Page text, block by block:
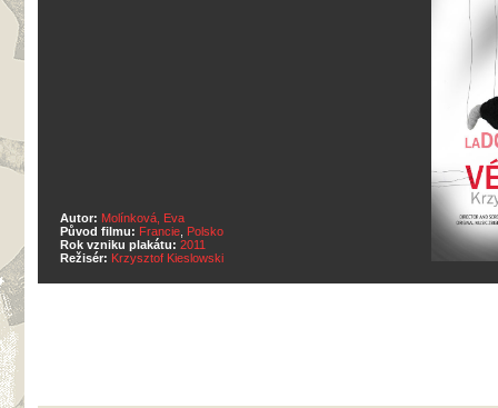
Autor: Molínková, Eva
Původ filmu: Francie Polsko
Rok vzniku plakátu: 2011
Režisér: Krzysztof Kieslowski